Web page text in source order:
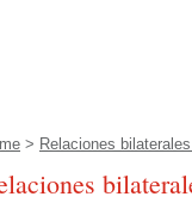
> Relaciones